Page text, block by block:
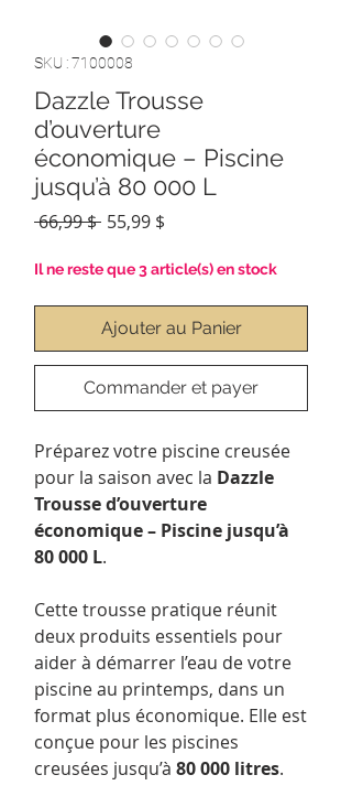
SKU : 7100008
Dazzle Trousse
d’ouverture
économique – Piscine
jusqu’à 80 000 L
66,99 $ Prix
55,99 $
Il ne reste que 3 article(s) en stock
Ajouter au Panier
Commander et payer
Préparez votre piscine creusée
pour la saison avec la Dazzle
Trousse d’ouverture
économique – Piscine jusqu’à
80 000 L.
Cette trousse pratique réunit
deux produits essentiels pour
aider à démarrer l’eau de votre
piscine au printemps, dans un
format plus économique. Elle est
conçue pour les piscines
creusées jusqu’à 80 000 litres.